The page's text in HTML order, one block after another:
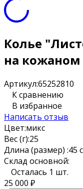
Колье
на
Артикул:65252810
К сравнению
В избранное
Написать отзыв
Цвет:микс
Вес (г):25
Длина (размер) :45
Склад основной:
Осталась 1 шт.
25 000 ₽